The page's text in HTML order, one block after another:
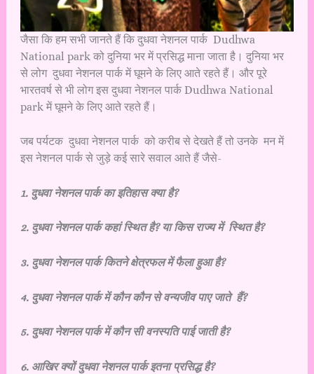
जैसा कि हम सभी जानते हैं कि दुधवा नेशनल पार्क Dudhwa
National park को दुनिया भर में प्रसिद्ध माना जाता है। दुनिया भर
से लोग दुधवा नेशनल पार्क में घूमने के लिए आते रहते हैं। और पूरे
भारतवर्ष से भी लोग इस दुधवा नेशनल पार्क Dudhwa National
park में घूमने के लिए आते रहते हैं।
जब पर्यटक दुधवा नेशनल पार्क को करीब से देखते हैं तो उनके मन में
इस नेशनल पार्क से जुड़े कई सारे सवाल आते हैं जैसे-
1. दुधवा नेशनल पार्क का इतिहास क्या है?
2. दुधवा नेशनल पार्क कहां स्थित है? या किस राज्य में स्थित है?
3. दुधवा नेशनल पार्क कितने क्षेत्रफल में फैला हुआ है?
4. दुधवा नेशनल पार्क में कौन कौन से वन्यजीव पाए जाते हैं?
5. दुधवा नेशनल पार्क में कौन सी वनस्पति पाई जाती है?
6. आखिर क्यों दुधवा नेशनल पार्क इतना प्रसिद्ध है?